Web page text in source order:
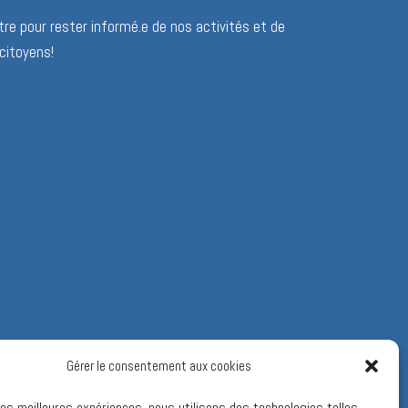
Gérer le consentement aux cookies
pour rester informé.e de nos activités et de